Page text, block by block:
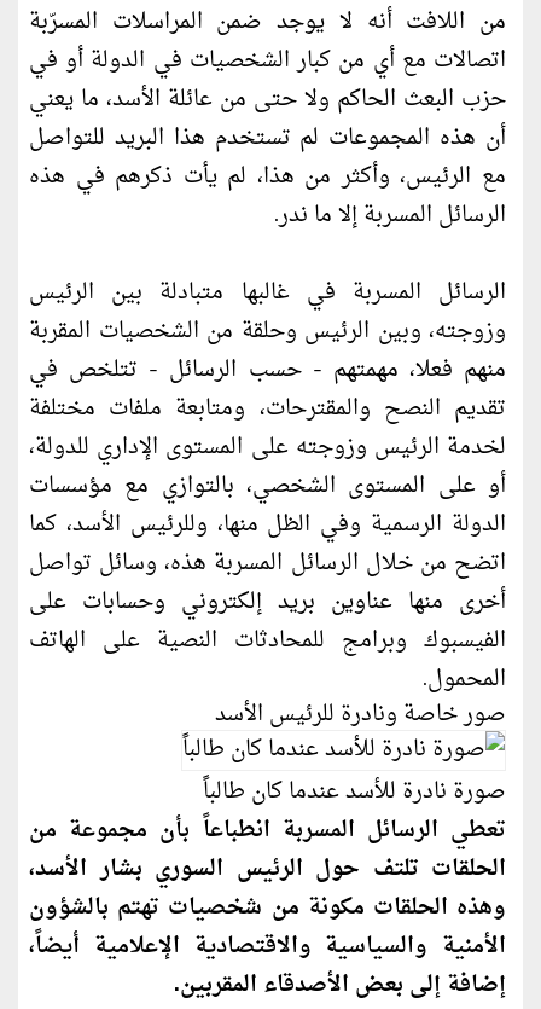
من اللافت أنه لا يوجد ضمن المراسلات المسرّبة
اتصالات مع أي من كبار الشخصيات في الدولة أو في
حزب البعث الحاكم ولا حتى من عائلة الأسد، ما يعني
أن هذه المجموعات لم تستخدم هذا البريد للتواصل
مع الرئيس، وأكثر من هذا، لم يأت ذكرهم في هذه
الرسائل المسربة إلا ما ندر.
الرسائل المسربة في غالبها متبادلة بين الرئيس
وزوجته، وبين الرئيس وحلقة من الشخصيات المقربة
منهم فعلا، مهمتهم - حسب الرسائل - تتلخص في
تقديم النصح والمقترحات، ومتابعة ملفات مختلفة
لخدمة الرئيس وزوجته على المستوى الإداري للدولة،
أو على المستوى الشخصي، بالتوازي مع مؤسسات
الدولة الرسمية وفي الظل منها، وللرئيس الأسد، كما
اتضح من خلال الرسائل المسربة هذه، وسائل تواصل
أخرى منها عناوين بريد إلكتروني وحسابات على
الفيسبوك وبرامج للمحادثات النصية على الهاتف
المحمول.
صور خاصة ونادرة للرئيس الأسد
صورة نادرة للأسدعندماكان طالباً
تعطي الرسائل المسربة انطباعاً بأن مجموعة من
الحلقات تلتف حول الرئيس السوري بشار الأسد،
وهذه الحلقات مكونة من شخصيات تهتم بالشؤون
الأمنية والسياسية والاقتصادية الإعلامية أيضاً،
إضافة إلى بعض الأصدقاء المقربين.